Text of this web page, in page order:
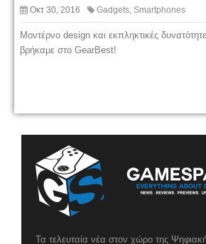
Οκτ 30, 2016 Gadgets, Smartphones
Μοντέρνο design και εκπληκτικές
βρήκαμε στο GearBest!
Τα τελευταία νέα στον χώρο της